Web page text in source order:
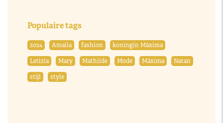
Populaire tags
2024 Amalia fashion
koningin Máxima
Letizia
Mary Mathilde Mode Máxima
Natan
stijl
style